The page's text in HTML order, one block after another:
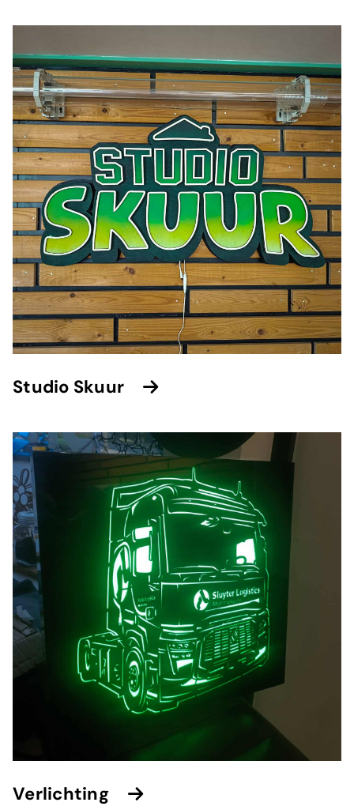
⁠Studio Skuur
⁠Verlichting